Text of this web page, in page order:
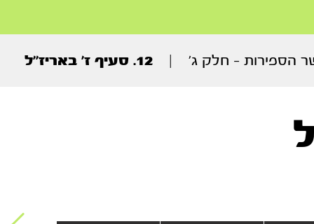
הספירות – חלק ג’ 12. סעיף ז’ באריז’’ל